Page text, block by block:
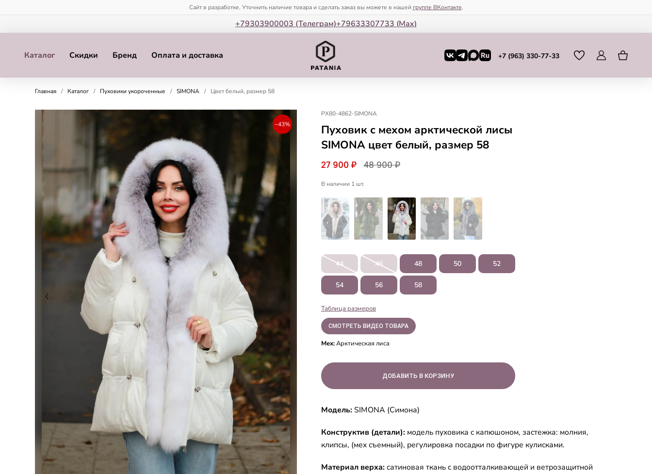
Сайт в разработке. Уточнить наличие товара и сделать заказ вы можете в нашей группе ВКонтакте.
+79303900003 (Телеграм)+79633307733 (Мax)
Каталог Скидки Бренд Оплата и доставка +7 (963) 330-77-33
Главная / Каталог / Пуховики укороченные / SIMONA / Цвет белый, размер 58
−43%
PX80-4862-SIMONA
Пуховик с мехом арктической лисы
SIMONA цвет белый, размер 58
27 900 ₽ 48 900 ₽
В наличии 1 шт.
44 46 48 50 52
54 56 58
Таблица размеров
СМОТРЕТЬ ВИДЕО ТОВАРА
Мех:Арктическая лиса
Модель: SIMONA (Симона)
Конструктив (детали): модель пуховика с капюшоном, застежка: молния,
клипсы, (мех съемный), регулировка посадки по фигуре кулисками.
Материал верха: сатиновая ткань с водоотталкивающей и ветрозащитной